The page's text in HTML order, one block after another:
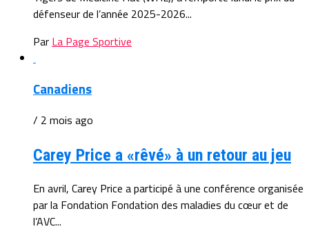
défenseur de l’année 2025-2026...
Par La Page Sportive
Canadiens
/ 2 mois ago
Carey Price a «rêvé» à un retour au jeu
En avril, Carey Price a participé à une conférence organisée
par la Fondation Fondation des maladies du cœur et de
l’AVC...